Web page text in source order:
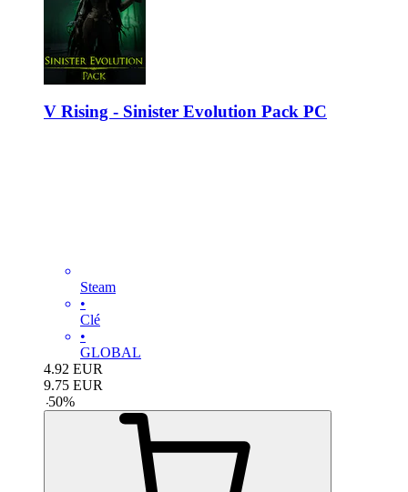
V Rising - Sinister Evolution Pack PC
Steam
•
Clé
•
GLOBAL
4.92 EUR
9.75 EUR
-50%